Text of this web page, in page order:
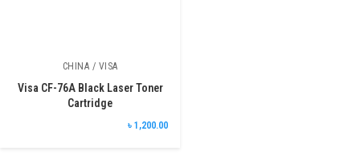
CHINA / VISA
Visa CF-76A Black Laser Toner
Cartridge
৳ 1,200.00